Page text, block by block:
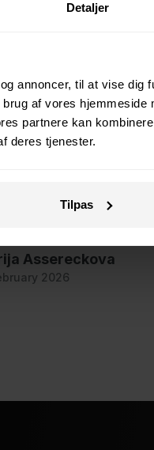
Detaljer
annoncer, til at vise dig
af vores hjemmeside
partnere kan
deres tjenester.
Tilpas
Kameraers
hvordan
objektive afgørelser
Assereckova
2026